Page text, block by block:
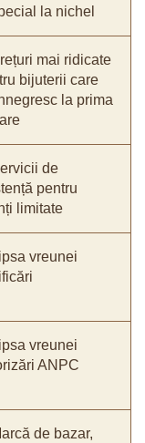
la nichel
mai ridicate
bijuterii care
la prima
de
pentru
limitate
vreunei
vreunei
ANPC
de bazar,